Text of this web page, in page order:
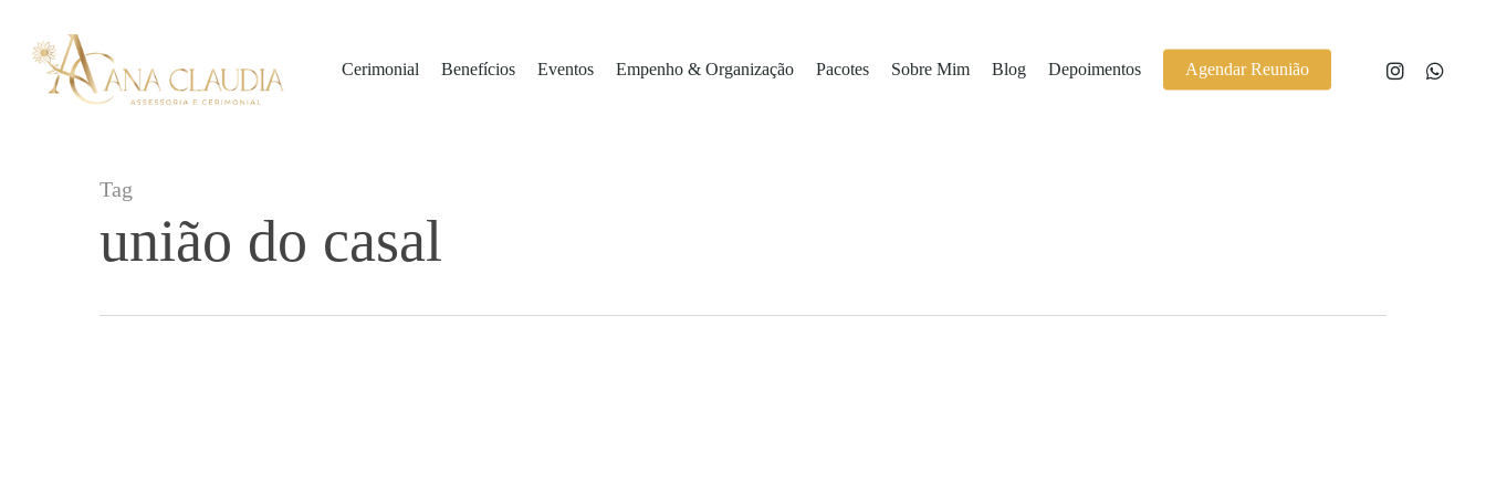
Cerimonial Benefícios Eventos Empenho & Organização Pacotes Sobre Mim Blog Depoimentos Agendar Reunião
Tag
união do casal